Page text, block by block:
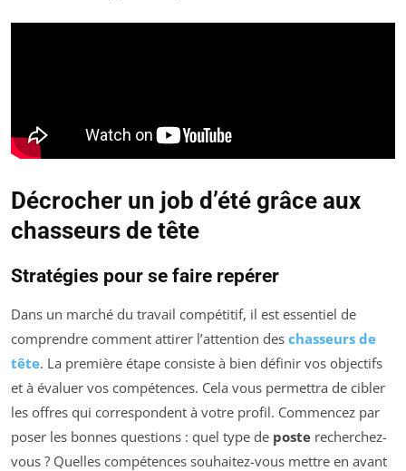
Décrocher un job d’été grâce aux
chasseurs de tête
Stratégies pour se faire repérer
Dans un marché du travail compétitif, il est essentiel de
comprendre comment attirer l’attention des chasseurs de
tête. La première étape consiste à bien définir vos objectifs
et à évaluer vos compétences. Cela vous permettra de cibler
les offres qui correspondent à votre profil. Commencez par
poser les bonnes questions : quel type de poste recherchez-
vous ? Quelles compétences souhaitez-vous mettre en avant